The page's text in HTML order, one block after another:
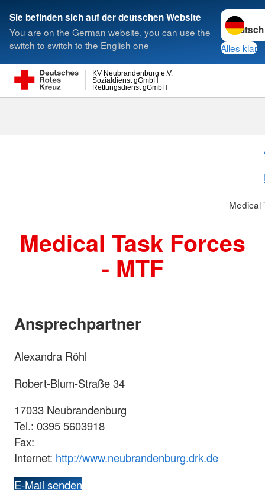
Sie befinden sich auf der deutschen Website
You are on the German website, you can use the
switch to switch to the English one
Sprache
Alles klar
Rettungsdienst gGmbH
Sozialdienst gGmbH
KV Neubrandenburg e.V.
Suche
Medical
Medical Task Forces
- MTF
Ansprechpartner
Alexandra Röhl
Robert-Blum-Straße 34
17033 Neubrandenburg
Tel.: 0395 5603918
Fax:
Internet: http://www.neubrandenburg.drk.de
E-Mail senden